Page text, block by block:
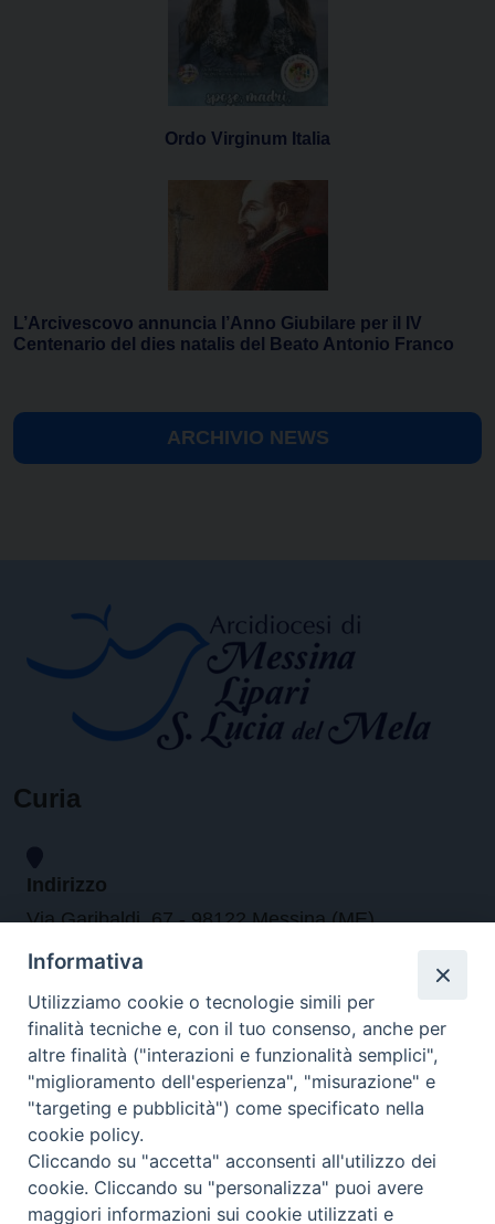
Ordo Virginum Italia
L’Arcivescovo annuncia l’Anno Giubilare per il IV
Centenario del dies natalis del Beato Antonio Franco
ARCHIVIO NEWS
Curia
Indirizzo
Via Garibaldi, 67 - 98122 Messina (ME)
Orari
da lunedi al venerdi dalle ore 9.30 alle 12.30
Contatti
Tel. 090.6684111 - Fax. 090.6684206
arcivescovo.messina@tin.it
Informativa
Utilizziamo cookie o tecnologie simili per
finalità tecniche e, con il tuo consenso, anche per
altre finalità ("interazioni e funzionalità semplici",
"miglioramento dell'esperienza", "misurazione" e
"targeting e pubblicità") come specificato nella
cookie policy.
Cliccando su "accetta" acconsenti all'utilizzo dei
cookie. Cliccando su "personalizza" puoi avere
maggiori informazioni sui cookie utilizzati e